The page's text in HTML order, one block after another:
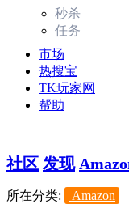
秒杀
任务
市场
热搜宝
TK玩家网
帮助
社区 发现
所在分类: Amazon